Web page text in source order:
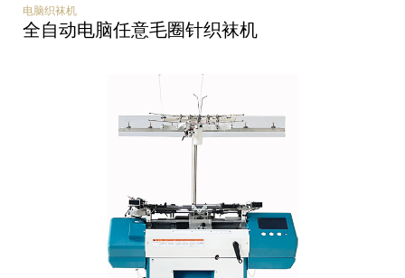
电脑织袜机
全自动电脑任意毛圈针织袜机